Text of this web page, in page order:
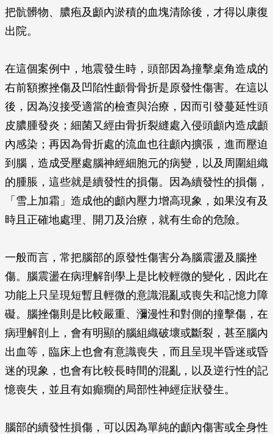
把骯髒物、膿疱及顱內淤積的血塊清除後，才得以康復
出院。
在這個案例中，地震發生時，頭部因為撞擊桌角造成的
右前額擦挫傷及凹陷性顱骨骨折是原發性傷害。在這以
後，因為沒接受適當的檢查與治療，因而引發蔓延性頭
皮膿腫發炎；細菌又經由骨折裂縫處入侵頭顱內造成顱
內感染；再因為骨折處的流血也往顱內擴張，進而壓迫
到腦，造成受壓處腦神經細胞元的病變，以及周圍組織
的腫脹，這些就是續發性的損傷。因為續發性的損傷，
「雪上加霜」造成他的顱內壓力增高現象，如果沒有及
時且正確地處理、開刀及治療，就有生命的危險。
一般而言，常把腦部的原發性傷害分為腦震盪及腦挫
傷。腦震盪在病理解剖學上是比較輕微的變化，因此在
功能上只呈現短暫且輕微的意識混亂或喪失和記憶力障
礙。腦挫傷則是比較嚴重、瀰漫性和對側的撞擊傷，在
病理解剖上，會有明顯的腦組織破壞或斷裂，甚至腦內
出血等，臨床上也會有意識喪失，而且呈現半昏迷或昏
迷的現象，也會有比較長時間的混亂，以及逆行性的記
憶喪失，並且有如癲癇的局部性神經症狀發生。
腦部的續發性損傷，可以因為單純的顱內傷害或全身性